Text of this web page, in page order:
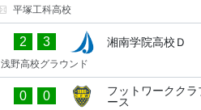
平塚工科高校
2 3 湘南学院高校Ｄ
浅野高校グラウンド
0 0
フットワーククラ
ース